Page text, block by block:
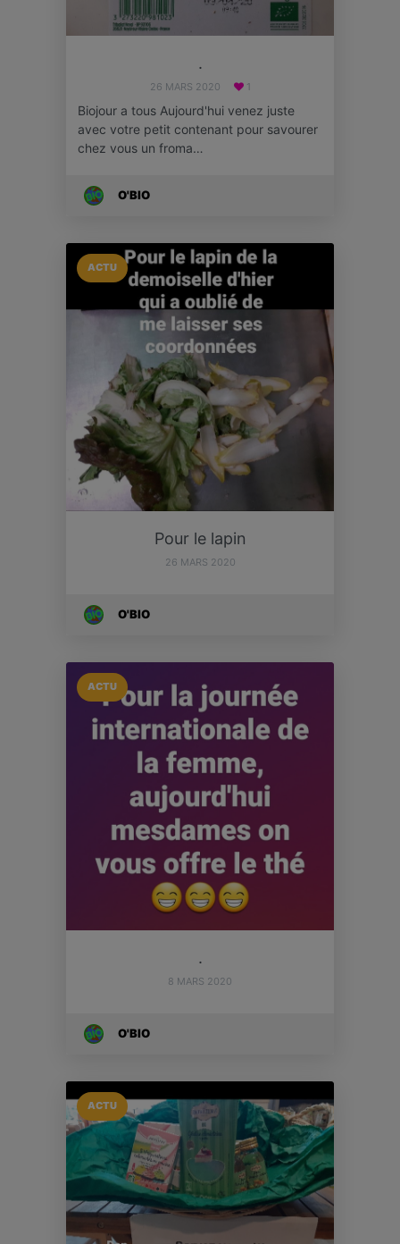
.
26 MARS 2020 1
Biojour a tous Aujourd'hui venez juste
avec votre petit contenant pour savourer
chez vous un froma…
O'BIO
ACTU
Pour le lapin
26 MARS 2020
O'BIO
ACTU
.
8 MARS 2020
O'BIO
ACTU